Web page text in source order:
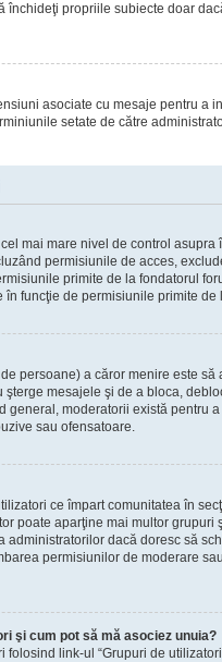
închideţi propriile subiecte doar
asociate cu mesaje pentru a
setate de către
mai mare nivel de control asupra
permisiunile de acces,
primite de la fondatorul
funcţie de permisiunile primite de
persoane) a căror menire este
mesajele şi de a bloca,
general, moderatorii există pentru
sau ofensatoare.
ce împart comunitatea în
poate aparţine mai multor grupuri
administratorilor dacă doresc să
permisiunilor de moderare
şi cum pot să mă asociez unuia?
folosind link-ul “Grupuri de